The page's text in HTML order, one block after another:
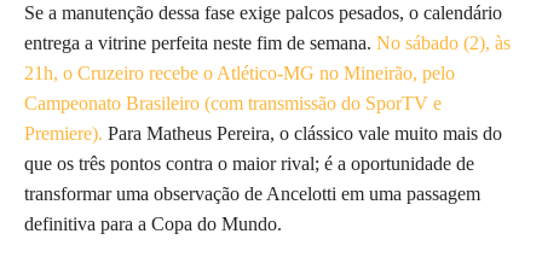
Se a manutenção dessa fase exige palcos pesados, o calendário
entrega a vitrine perfeita neste fim de semana. No sábado (2), às
21h, o Cruzeiro recebe o Atlético-MG no Mineirão, pelo
Campeonato Brasileiro (com transmissão do SporTV e
Premiere). Para Matheus Pereira, o clássico vale muito mais do
que os três pontos contra o maior rival; é a oportunidade de
transformar uma observação de Ancelotti em uma passagem
definitiva para a Copa do Mundo.